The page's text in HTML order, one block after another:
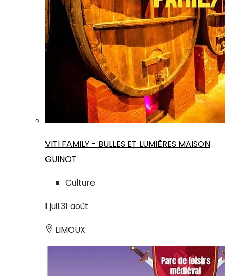
VITI FAMILY - BULLES ET LUMIÈRES MAISON
GUINOT
Culture
1 juil.31 août
LIMOUX